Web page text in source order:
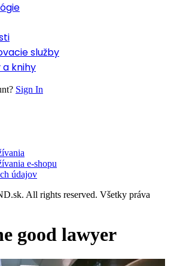
služby
a knihy
Sign In
e-shopu
údajov
All rights reserved. Všetky práva
good lawyer